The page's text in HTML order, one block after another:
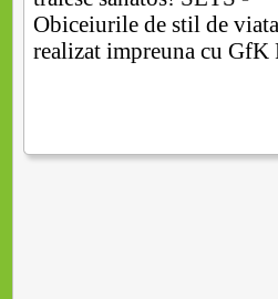
Obiceiurile de stil de
realizat impreuna cu GfK